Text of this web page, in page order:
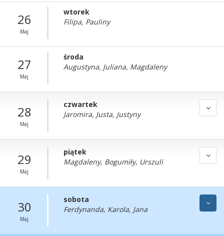
26
Maj
wtorek
Filipa, Pauliny
27
Maj
środa
Augustyna, Juliana, Magdaleny
28
Maj
czwartek
Jaromira, Justa, Justyny
29
Maj
piątek
Magdaleny, Bogumiły, Urszuli
30
Maj
sobota
Ferdynanda, Karola, Jana